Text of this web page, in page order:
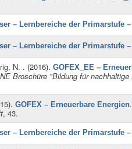
– Lernbereiche der Primarstufe
– Lernbereiche der Primarstufe
N. . (2016). GOFEX_EE –
Broschüre "Bildung für
GOFEX – Erneuerbare Energien
, 43.
– Lernbereiche der Primarstufe